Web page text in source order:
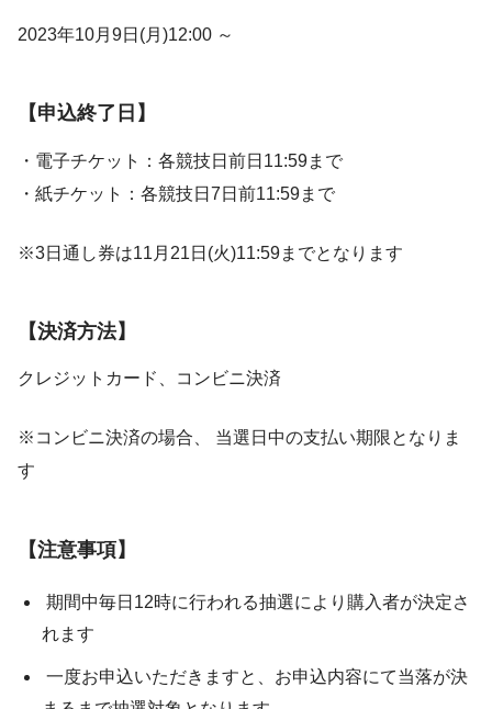
2023年10月9日(月)12:00 ～
【申込終了日】
・電子チケット：各競技日前日11:59まで
・紙チケット：各競技日7日前11:59まで
※3日通し券は11月21日(火)11:59までとなります
【決済方法】
クレジットカード、コンビニ決済
※コンビニ決済の場合、 当選日中の支払い期限となりま
す
【注意事項】
期間中毎日12時に行われる抽選により購入者が決定さ
れます
一度お申込いただきますと、お申込内容にて当落が決